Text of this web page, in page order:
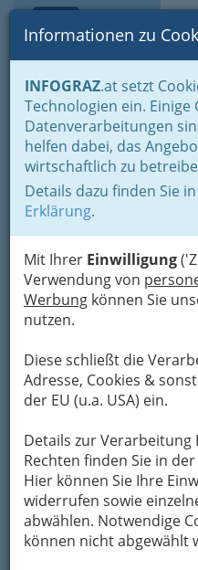
Informationen zu
INFOGRAZ.at setzt
Technologien ein. Einige
Datenverarbeitungen
helfen dabei, das
wirtschaftlich zu
Details dazu finden Sie
Erklärung.
Mit Ihrer Einwilligung
Verwendung von
Werbung können Sie
nutzen.
Diese schließt die
Adresse, Cookies &
der EU (u.a. USA) ein.
Details zur
Rechten finden Sie in der
Hier können Sie Ihre
widerrufen sowie
abwählen. Notwendige
können nicht abgewählt
Home Branchen
Gewerbe,
Gewerbe & Handwerk,
Tischler Graz und Umgebung
Rolladen- & Jalousienbauer
Rolladen- &
Bezirksauswahl
Kurt Fleischhacker
Bundesstraße 173,
+43 3135 49 966
+43 3135 49 966
Kategorien
Manfred Alois Harzl
Grazbachgasse 56,